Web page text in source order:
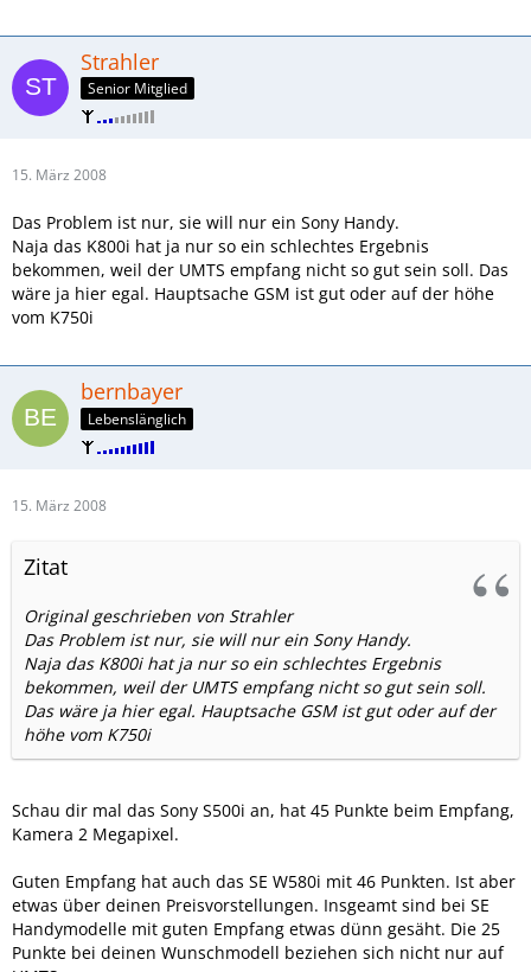
bekommst man schon unter 200€ aber da weiß ich nicht die
der Empfang so ist. Weil der Empfang ist das wichtigste.
Hoffe ihr könnt mir weiterhelfen.
Strahler
Senior Mitglied
15. März 2008
Das Problem ist nur, sie will nur ein Sony Handy.
Naja das K800i hat ja nur so ein schlechtes Ergebnis
bekommen, weil der UMTS empfang nicht so gut sein soll. Das
wäre ja hier egal. Hauptsache GSM ist gut oder auf der höhe
vom K750i
bernbayer
Lebenslänglich
15. März 2008
Zitat
Original geschrieben von Strahler
Das Problem ist nur, sie will nur ein Sony Handy.
Naja das K800i hat ja nur so ein schlechtes Ergebnis
bekommen, weil der UMTS empfang nicht so gut sein soll.
Das wäre ja hier egal. Hauptsache GSM ist gut oder auf der
höhe vom K750i
Schau dir mal das Sony S500i an, hat 45 Punkte beim Empfang,
Kamera 2 Megapixel.
Guten Empfang hat auch das SE W580i mit 46 Punkten. Ist aber
etwas über deinen Preisvorstellungen. Insgeamt sind bei SE
Handymodelle mit guten Empfang etwas dünn gesäht. Die 25
Punkte bei deinen Wunschmodell beziehen sich nicht nur auf